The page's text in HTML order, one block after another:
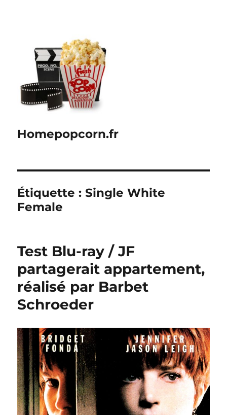
Homepopcorn.fr
Étiquette :Single White
Female
Test Blu-ray / JF
partagerait appartement,
réalisé par Barbet
Schroeder